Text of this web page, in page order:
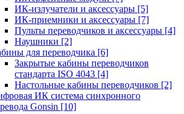
ИК-излучатели и аксессуары [5]
ИК-приемники и аксессуары [7]
Пульты переводчиков и аксессуары [4]
Наушники [2]
для переводчика [6]
Закрытые кабины переводчиков
стандарта ISO 4043 [4]
Настольные кабины переводчиков [2]
ИК система синхронного
Gonsin [10]